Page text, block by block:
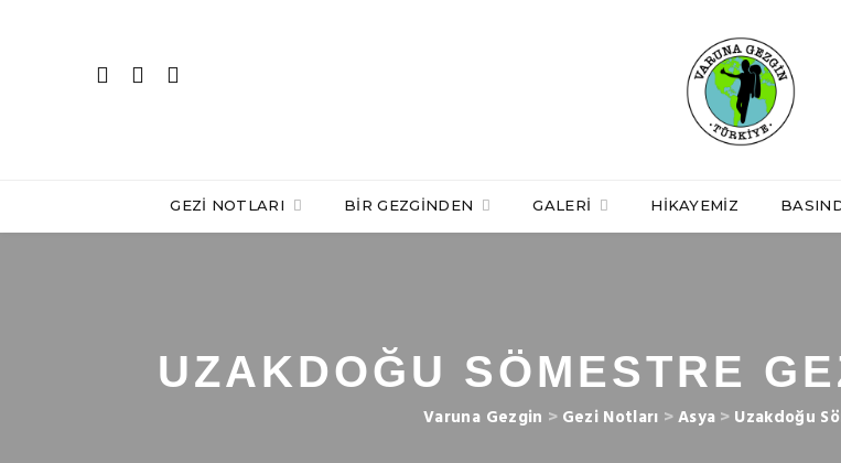
GEZI NOTLARI BIR GEZGINDEN GALERI HIKAYEMIZ
UZAKDOĞU SÖMESTRE
Varuna Gezgin > Gezi Notları >Asya > Uzakdoğu